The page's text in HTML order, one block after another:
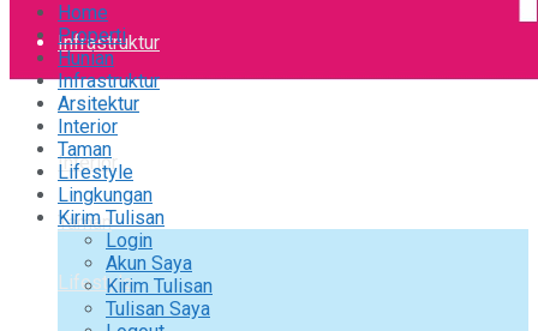
Infrastruktur
Arsitektur
Interior
Taman
Lifestyle
Home
Properti
Hunian
Infrastruktur
Arsitektur
Interior
Taman
Lifestyle
Lingkungan
Kirim Tulisan
Login
Akun Saya
Kirim Tulisan
Tulisan Saya